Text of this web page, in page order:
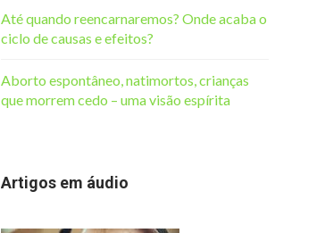
Até quando reencarnaremos? Onde acaba o
ciclo de causas e efeitos?
Aborto espontâneo, natimortos, crianças
que morrem cedo – uma visão espírita
Artigos em áudio